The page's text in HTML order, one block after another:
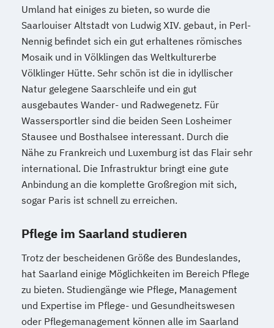
Umland hat einiges zu bieten, so wurde die
Saarlouiser Altstadt von Ludwig XIV. gebaut, in Perl-
Nennig befindet sich ein gut erhaltenes römisches
Mosaik und in Völklingen das Weltkulturerbe
Völklinger Hütte. Sehr schön ist die in idyllischer
Natur gelegene Saarschleife und ein gut
ausgebautes Wander- und Radwegenetz. Für
Wassersportler sind die beiden Seen Losheimer
Stausee und Bosthalsee interessant. Durch die
Nähe zu Frankreich und Luxemburg ist das Flair sehr
international. Die Infrastruktur bringt eine gute
Anbindung an die komplette Großregion mit sich,
sogar Paris ist schnell zu erreichen.
Pflege im Saarland studieren
Trotz der bescheidenen Größe des Bundeslandes,
hat Saarland einige Möglichkeiten im Bereich Pflege
zu bieten. Studiengänge wie Pflege, Management
und Expertise im Pflege- und Gesundheitswesen
oder Pflegemanagement können alle im Saarland